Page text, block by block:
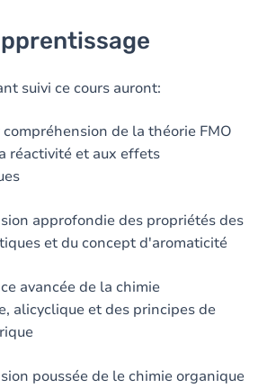
suivi ce cours auront:
de la théorie FMO
réactivité et aux effets
approfondie des propriétés des
et du concept d'aromaticité
avancée de la chimie
alicyclique et des principes de
poussée de le chimie organique